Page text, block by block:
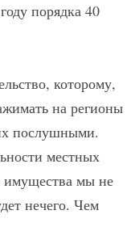
порядка 40
которому,
на регионы
послушными.
местных
имущества мы не
нечего. Чем